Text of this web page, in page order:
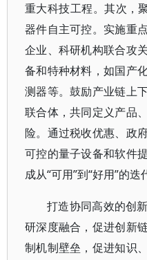
重大科技工程。其次，
器件自主可控。实施重
企业、科研机构联合攻
备和特种材料，如国产
测器等。鼓励产业链上
联合体，共同定义产品
险。通过税收优惠、政
可控的量子设备和软件
成从“可用”到“好用”的迭
打造协同高效的创
研深度融合，促进创新
制机制壁垒，促进知识